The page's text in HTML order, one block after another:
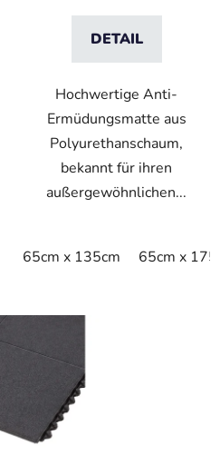
DETAIL
Hochwertige Anti-
Ermüdungsmatte aus
Polyurethanschaum,
bekannt für ihren
außergewöhnlichen...
65cm x 135cm 65cm x